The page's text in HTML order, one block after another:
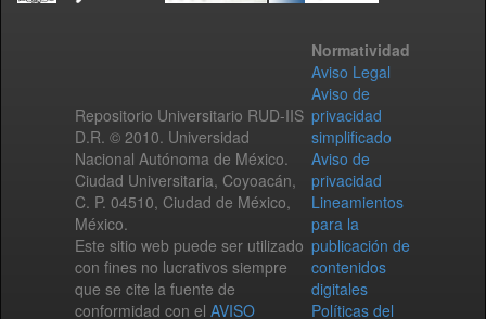
Repositorio Universitario RUD-IIS
D.R. © 2010. Universidad
Nacional Autónoma de México.
Ciudad Universitaria, Coyoacán,
C. P. 04510, Ciudad de México,
México.
Este sitio web puede ser utilizado
con fines no lucrativos siempre
que se cite la fuente de
conformidad con el AVISO
Normatividad
Aviso Legal
Aviso de
privacidad
simplificado
Aviso de
privacidad
Lineamientos
para la
publicación de
contenidos
digitales
Políticas del